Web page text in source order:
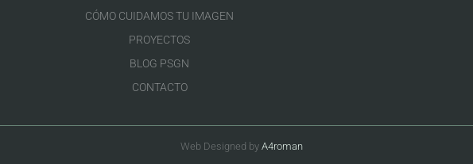
CÓMO CUIDAMOS TU IMAGEN
PROYECTOS
BLOG PSGN
CONTACTO
Web Designed by A4roman